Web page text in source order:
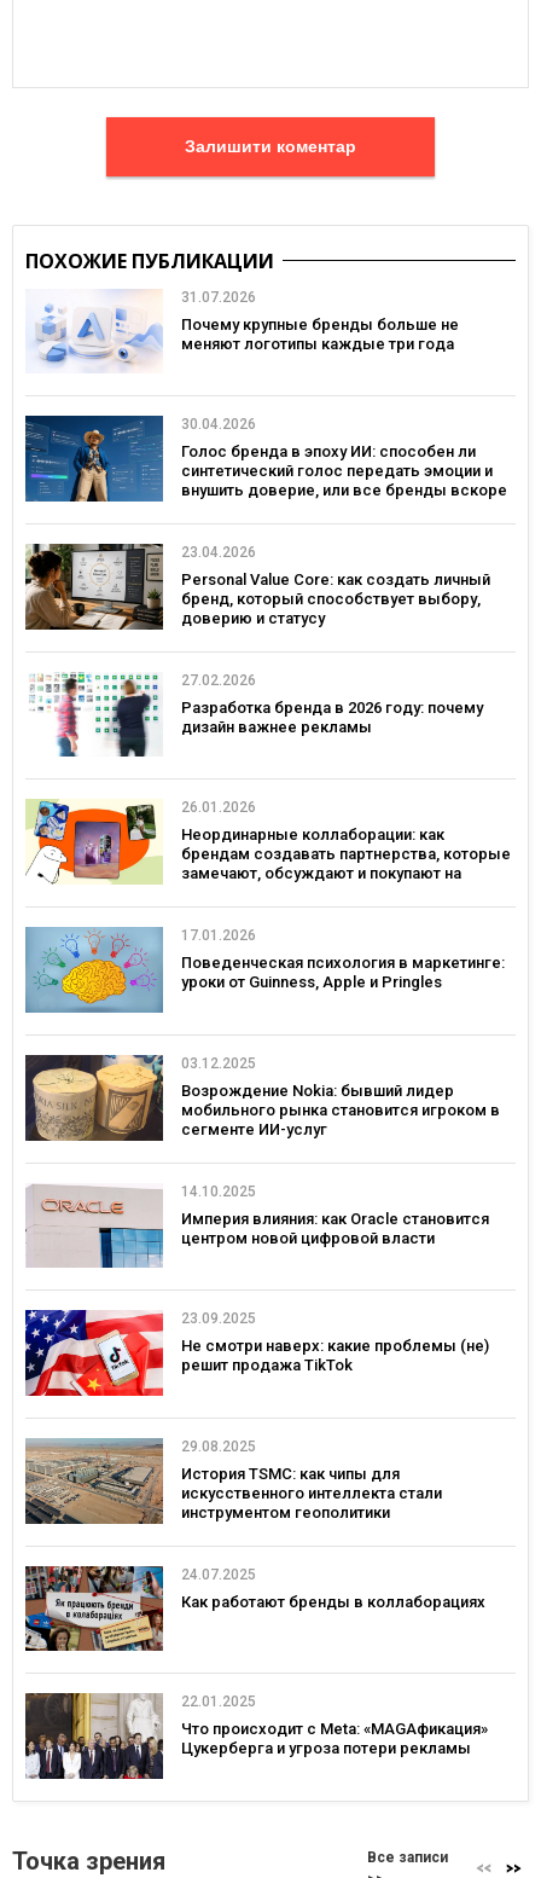
Залишити коментар
ПОХОЖИЕ ПУБЛИКАЦИИ
31.07.2026
Почему крупные бренды больше не
меняют логотипы каждые три года
30.04.2026
Голос бренда в эпоху ИИ: способен ли
синтетический голос передать эмоции и
внушить доверие, или все бренды вскоре
23.04.2026
Personal Value Core: как создать личный
бренд, который способствует выбору,
доверию и статусу
27.02.2026
Разработка бренда в 2026 году: почему
дизайн важнее рекламы
26.01.2026
Неординарные коллаборации: как
брендам создавать партнерства, которые
замечают, обсуждают и покупают на
17.01.2026
Поведенческая психология в маркетинге:
уроки от Guinness, Apple и Pringles
03.12.2025
Возрождение Nokia: бывший лидер
мобильного рынка становится игроком в
сегменте ИИ-услуг
14.10.2025
Империя влияния: как Oracle становится
центром новой цифровой власти
23.09.2025
Не смотри наверх: какие проблемы (не)
решит продажа TikTok
29.08.2025
История TSMC: как чипы для
искусственного интеллекта стали
инструментом геополитики
24.07.2025
Как работают бренды в коллаборациях
22.01.2025
Что происходит с Meta: «MAGAфикация»
Цукерберга и угроза потери рекламы
Точка зрения
Все записи